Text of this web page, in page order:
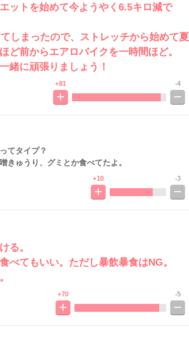
ットを始めて今ようやく6.5キロ減で
しまったので、ストレッチから始めて夏
ど前からエアロバイクを一時間ほど。
緒に頑張りましょう！
+81 -4
てタイプ？
きゅうり、グミとか食べてたよ。
+10 -3
る。
べてもいい。ただし暴飲暴食はNG。
+70 -5